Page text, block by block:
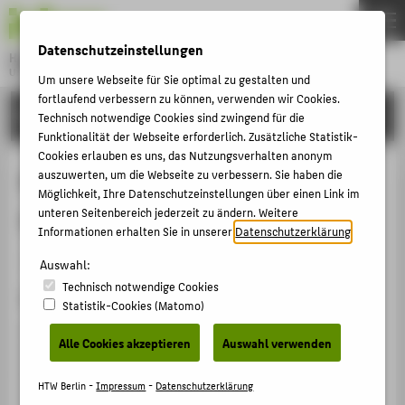
Hochschule für Technik und Wirtschaft Berlin
University of Applied Sciences
Menu
FORSCHUNG
Pitfalls and possibilities: A
designerly take on object labels
Veranstaltungsbeitrag › Vortrag › 2026
Veranstaltung
La didascalia, tra testo e oggetto: forma, funzione e
trasformazioni – The label, between text and object:
Università degli Studi di Firenze/Dipartimento SAGAS
THEMEN
HOCHSCHULE
CAMPUS
STUDIUM
LEHRE
KARRIERE
INTERNATIONAL
INFORMATIONEN FÜR
Datenschutzeinstellungen
Um unsere Webseite für Sie optimal zu gestalten und
fortlaufend verbessern zu können, verwenden wir Cookies.
Technisch notwendige Cookies sind zwingend für die
Funktionalität der Webseite erforderlich. Zusätzliche Statistik-
Cookies erlauben es uns, das Nutzungsverhalten anonym
auszuwerten, um die Webseite zu verbessern. Sie haben die
Möglichkeit, Ihre Datenschutzeinstellungen über einen Link im
unteren Seitenbereich jederzeit zu ändern. Weitere
Informationen erhalten Sie in unsererDatenschutzerklärung
Auswahl:
Technisch notwendige Cookies
Statistik-Cookies (Matomo)
Alle Cookies akzeptieren Auswahl verwenden
HTW Berlin -Impressum- Datenschutzerklärung